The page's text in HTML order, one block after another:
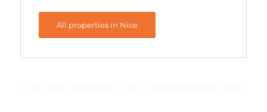
All properties in Nice